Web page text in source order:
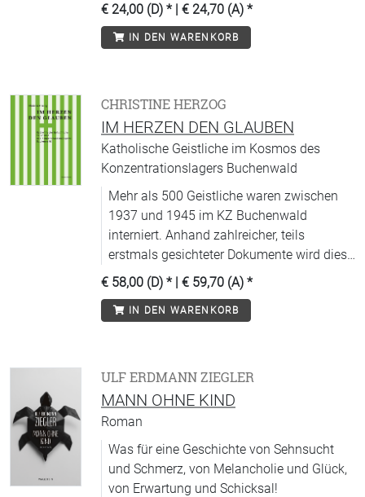
€ 24,00 (D) * | € 24,70 (A) *
IN DEN WARENKORB
CHRISTINE HERZOG
IM HERZEN DEN GLAUBEN
Katholische Geistliche im Kosmos des
Konzentrationslagers Buchenwald
Mehr als 500 Geistliche waren zwischen
1937 und 1945 im KZ Buchenwald
interniert. Anhand zahlreicher, teils
erstmals gesichteter Dokumente wird diese
Häftlingsgruppe umfassend gewürdigt.
€ 58,00 (D) * | € 59,70 (A) *
IN DEN WARENKORB
ULF ERDMANN ZIEGLER
MANN OHNE KIND
Roman
Was für eine Geschichte von Sehnsucht
und Schmerz, von Melancholie und Glück,
von Erwartung und Schicksal!